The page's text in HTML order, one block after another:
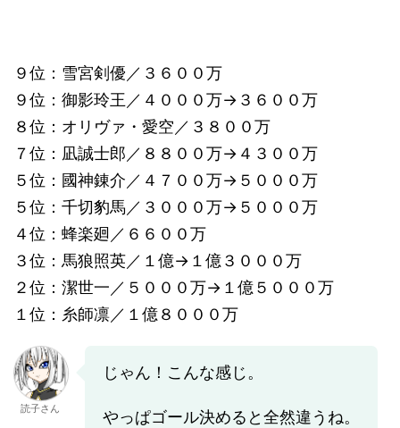
９位：雪宮剣優／３６００万
９位：御影玲王／４０００万→３６００万
８位：オリヴァ・愛空／３８００万
７位：凪誠士郎／８８００万→４３００万
５位：國神錬介／４７００万→５０００万
５位：千切豹馬／３０００万→５０００万
４位：蜂楽廻／６６００万
３位：馬狼照英／１億→１億３０００万
２位：潔世一／５０００万→１億５０００万
１位：糸師凛／１億８０００万
読子さん
じゃん！こんな感じ。
やっぱゴール決めると全然違うね。